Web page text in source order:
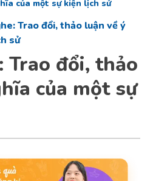
của một sự kiện lịch sử
Trao đổi, thảo luận về ý
sử
Trao đổi, thảo
của một sự